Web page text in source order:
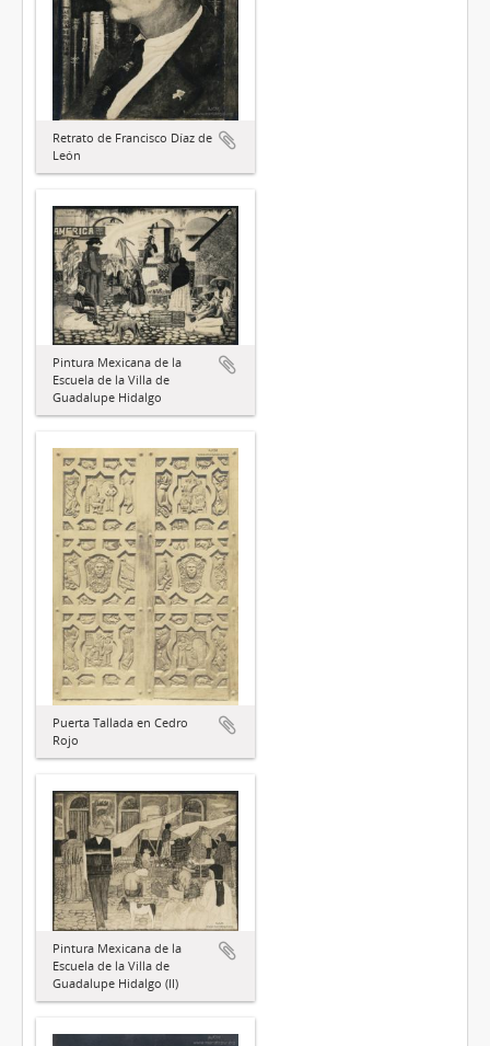
Retrato de Francisco Díaz de
León
Pintura Mexicana de la
Escuela de la Villa de
Guadalupe Hidalgo
Puerta Tallada en Cedro
Rojo
Pintura Mexicana de la
Escuela de la Villa de
Guadalupe Hidalgo (II)